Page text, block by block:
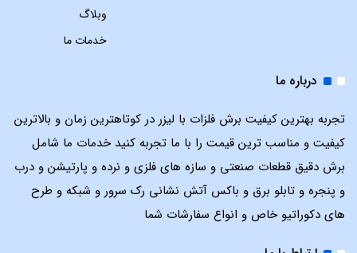
وبلاگ
خدمات ما
درباره ما
تجربه بهترین کیفیت برش فلزات با لیزر در کوتاهترین زمان و بالاترین
کیفیت و مناسب ترین قیمت را با ما تجربه کنید خدمات ما شامل
برش دقیق قطعات صنعتی و سازه های فلزی و نرده و پارتیشن و درب
و پنجره و تابلو برق و باکس آتش نشانی رک سرور و شبکه و طرح
های دکوراتیو خاص و انواع سفارشات شما